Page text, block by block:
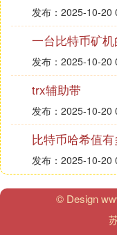
关闭445等端口(其
135、137、139)
关闭不必要的上述
加强对445等端口
135、137、139)
发布：2025-10-20
一台比特币矿
发布：2025-10-20
trx辅助带
发布：2025-10-20
比特币哈希值
发布：2025-10-20
© Design